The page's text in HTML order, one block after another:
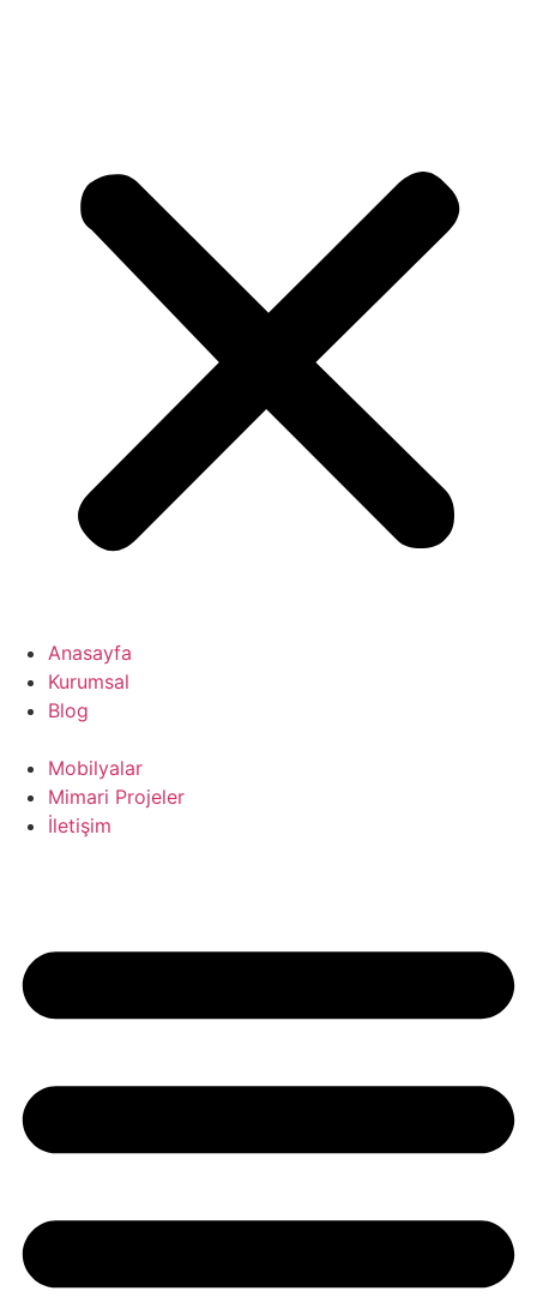
Anasayfa
Kurumsal
Blog
Mobilyalar
Mimari Projeler
İletişim